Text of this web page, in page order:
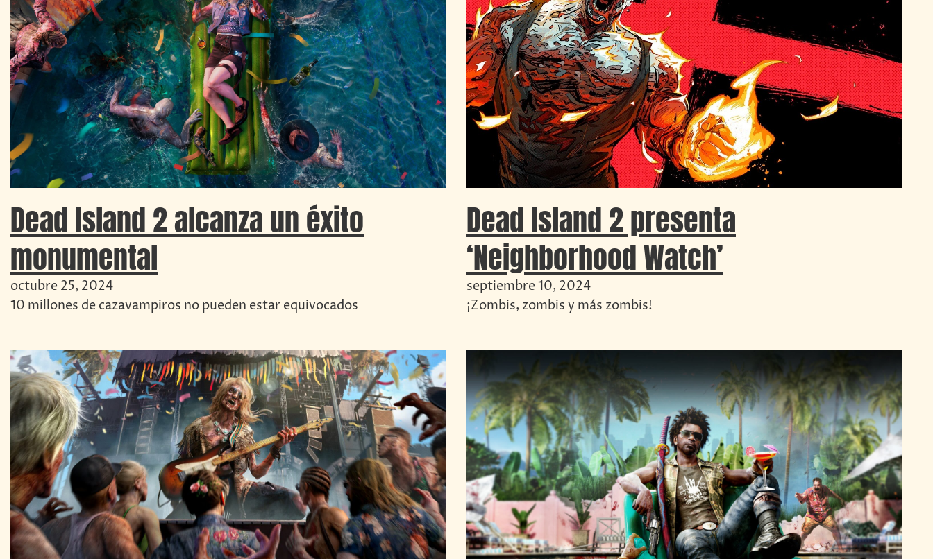
Dead Island 2 alcanza un éxito
monumental
octubre 25, 2024
10 millones de cazavampiros no pueden estar equivocados
Dead Island 2 presenta
‘Neighborhood Watch’
septiembre 10, 2024
¡Zombis, zombis y más zombis!